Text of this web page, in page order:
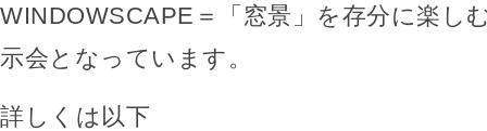
WINDOWSCAPE＝「窓景」を存分に楽し
示会となっています。
詳しくは以下